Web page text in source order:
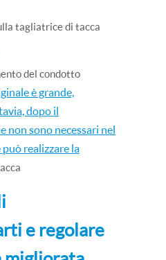
tagliatrice di tacca
del condotto
è grande,
dopo il
non sono necessari nel
realizzare la
e regolare